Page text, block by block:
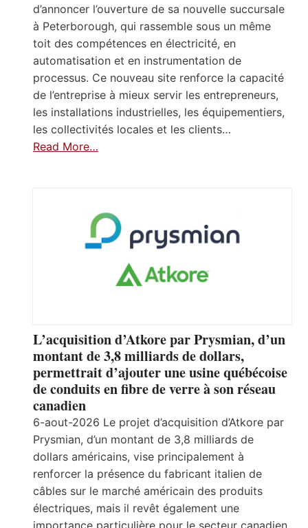
d’annoncer l’ouverture de sa nouvelle succursale
à Peterborough, qui rassemble sous un même
toit des compétences en électricité, en
automatisation et en instrumentation de
processus. Ce nouveau site renforce la capacité
de l’entreprise à mieux servir les entrepreneurs,
les installations industrielles, les équipementiers,
les collectivités locales et les clients…
Read More…
L’acquisition d’Atkore par Prysmian, d’un
montant de 3,8 milliards de dollars,
permettrait d’ajouter une usine québécoise
de conduits en fibre de verre à son réseau
canadien
6-aout-2026 Le projet d’acquisition d’Atkore par
Prysmian, d’un montant de 3,8 milliards de
dollars américains, vise principalement à
renforcer la présence du fabricant italien de
câbles sur le marché américain des produits
électriques, mais il revêt également une
importance particulière pour le secteur canadien